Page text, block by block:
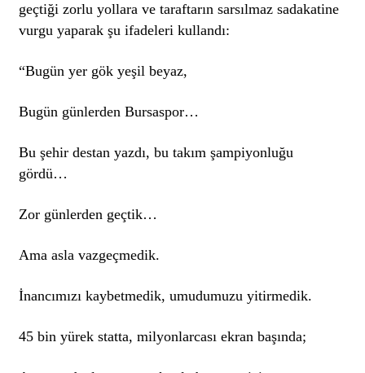
geçtiği zorlu yollara ve taraftarın sarsılmaz sadakatine
vurgu yaparak şu ifadeleri kullandı:
“Bugün yer gök yeşil beyaz,
Bugün günlerden Bursaspor…
Bu şehir destan yazdı, bu takım şampiyonluğu
gördü…
Zor günlerden geçtik…
Ama asla vazgeçmedik.
İnancımızı kaybetmedik, umudumuzu yitirmedik.
45 bin yürek statta, milyonlarcası ekran başında;